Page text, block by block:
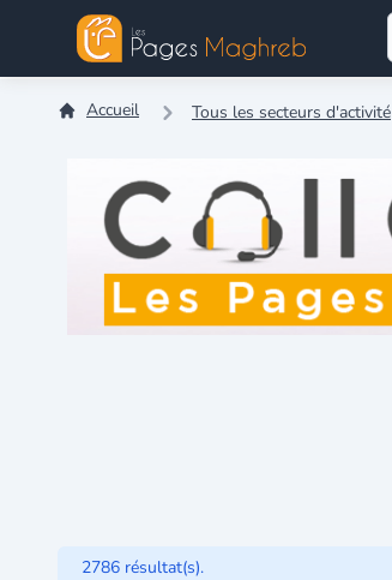
Accueil Tous les secteurs d'activité
2786 résultat(s).